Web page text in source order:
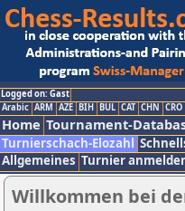
Logged on: Gast
Arabic ARM AZE BIH BUL CAT CHN CRO
Home Tournament-
Turnierschach-Elozahl
Allgemeines Turnier
Willkommen bei